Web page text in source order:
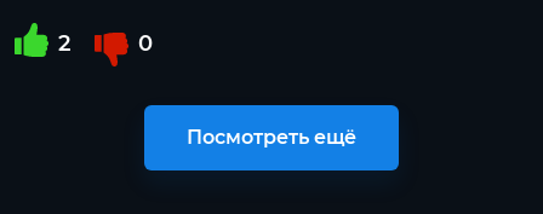
2 0
Посмотреть ещё